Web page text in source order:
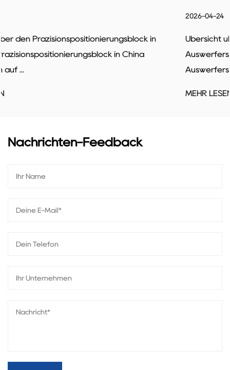
Übersicht über den Hersteller von geneigten
Auswerferschlitten Die Hersteller für geneigte
Nachrichten-Feedback